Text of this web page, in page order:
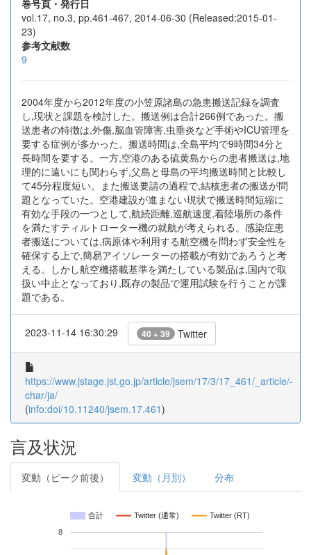
巻号頁・発行日
vol.17, no.3, pp.461-467, 2014-06-30 (Released:2015-01-
23)
参考文献数
9
2004年度から2012年度の小笠原諸島の急患搬送記録を調査
し,現状と課題を検討した。搬送例は合計266例であった。搬
送患者の特徴は,外傷,脳血管障害,虫垂炎など手術やICU管理を
要する症例が多かった。搬送時間は,全島平均で9時間34分と
長時間を要する。一方,空港のある硫黄島からの患者搬送は,地
理的に遠いにも関わらず,父島と母島の平均搬送時間と比較し
て45分程度短い。また搬送要請の過程で,結核患者の搬送が問
題となっていた。空港建設が進まない現状で搬送時間短縮に
有効な手段の一つとして,航続距離,巡航速度,着陸場所の条件
を満たすティルトローター機の就航が考えられる。感染症患
者搬送については,病原体や利用する航空機を問わず安全性を
確保する上で,簡易アイソレーターの搭載が有効であろうと考
える。しかし航空機搭載基準を満たしている製品は,国内で取
扱い中止となっており,既存の製品で運用試験を行うことが課
題である。
2023-11-14 16:30:29 40 + 39 Twitter
https://www.jstage.jst.go.jp/article/jsem/17/3/17_461/_article/-
char/ja/
(info:doi/10.11240/jsem.17.461)
言及状況
変動（ピーク前後） 変動（月別） 分布
合計 Twitter (通常) Twitter (RT)
8